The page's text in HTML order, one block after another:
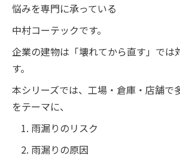
悩みを専門に承っている
中村コーテックです。
企業の建物は「壊れてから直す」では
す。
本シリーズでは、工場・倉庫・店舗で
をテーマに、
雨漏りのリスク
雨漏りの原因